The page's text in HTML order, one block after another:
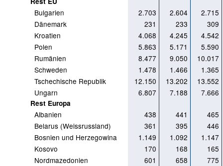
Bulgarien 2.703 2.604
2.715
Dänemark
231 233
309
Kroatien
4.068 4.245
4.542
Polen
5.863 5.171
5.590
Rumänien
8.477 9.050
10.017
Schweden
1.478 1.466
1.365
Tschechische Republik
12.150 13.202
13.552
Ungarn
6.807 7.188 7.666
Rest Europa
Albanien 438 441
465
Belarus (Weissrussland)
361 395
446
Bosnien und Herzegowina
1.149 1.092
1.147
Kosovo
170 168
165
Nordmazedonien
601 658
775